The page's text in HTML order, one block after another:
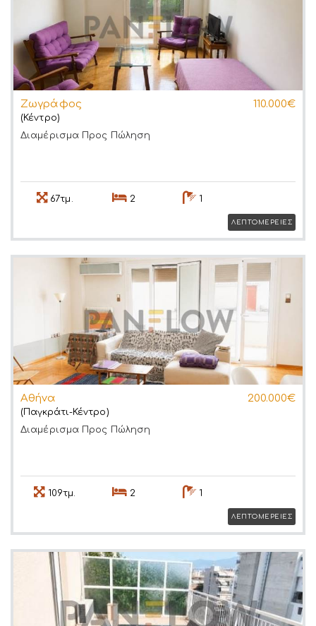
Ζωγράφος 110.000€
(Κέντρο)
Διαμέρισμα Προς Πώληση
67τμ. 2 1
ΛΕΠΤΟΜΕΡΕΙΕΣ
Αθήνα 200.000€
(Παγκράτι-Κέντρο)
Διαμέρισμα Προς Πώληση
109τμ. 2 1
ΛΕΠΤΟΜΕΡΕΙΕΣ